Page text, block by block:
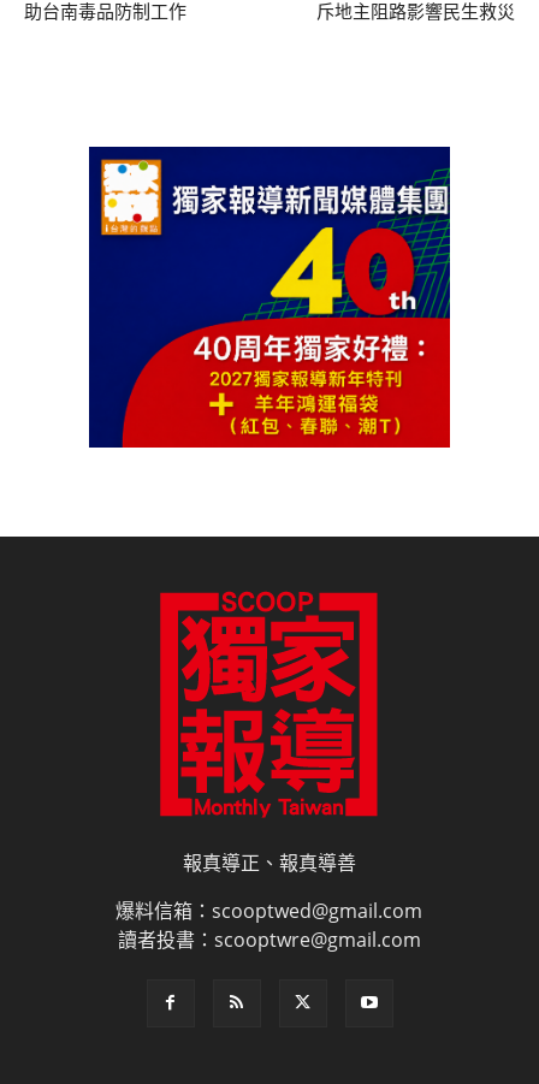
助台南毒品防制工作
斥地主阻路影響民生救災
報真導正、報真導善
爆料信箱：scooptwed@gmail.com
讀者投書：scooptwre@gmail.com